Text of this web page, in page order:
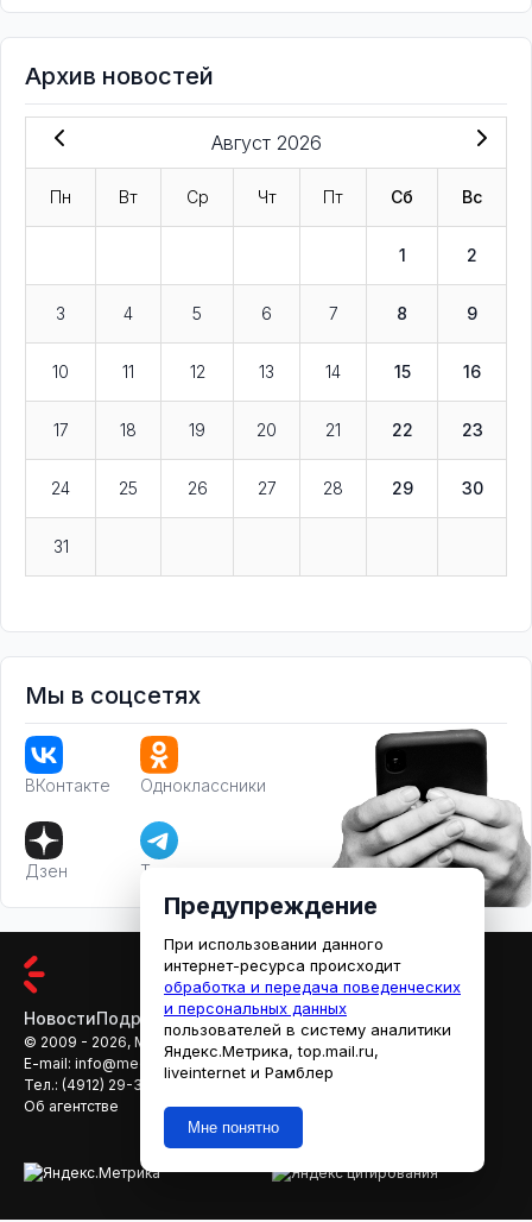
Архив новостей
Август 2026
Пн Вт Ср Чт Пт Сб Вс
1 2
3 4 5 6 7 8 9
10 11 12 13 14 15 16
17 18 19 20 21 22 23
24 25 26 27 28 29 30
31
Мы в соцсетях
ВКонтакте Одноклассники
Дзен Телеграм
НовостиПодробностиАфишаКино
© 2009 - 2026, МЕДИАРЯЗАНЬ
E-mail: info@mediaryazan.ru
reklama@mediaryazan.ru
Тел.: (4912) 29-33-66
Об агентстве
Предупреждение
При использовании данного
интернет-ресурса происходит
обработка и передача поведенческих
и персональных данных
пользователей в систему аналитики
Яндекс.Метрика, top.mail.ru,
liveinternet и Рамблер
Мне понятно